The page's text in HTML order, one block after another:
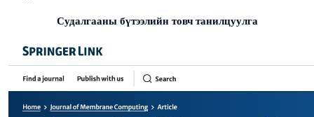
Судалгааны бүтээлийн товч танилцуулга